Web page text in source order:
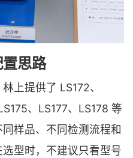
思路
上提供了 LS172、
、LS177、LS178 等
样品、不同检测流程和
型时，不建议只看型号